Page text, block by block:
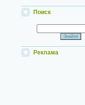
Поиск
Реклама